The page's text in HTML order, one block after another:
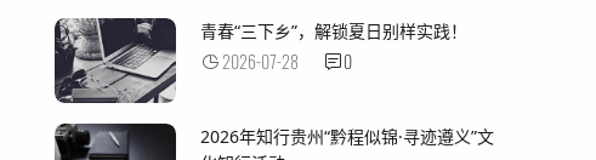
青春“三下乡”，解锁夏日别样实践！
2026-07-28 0
2026年知行贵州“黔程似锦·寻迹遵义”文